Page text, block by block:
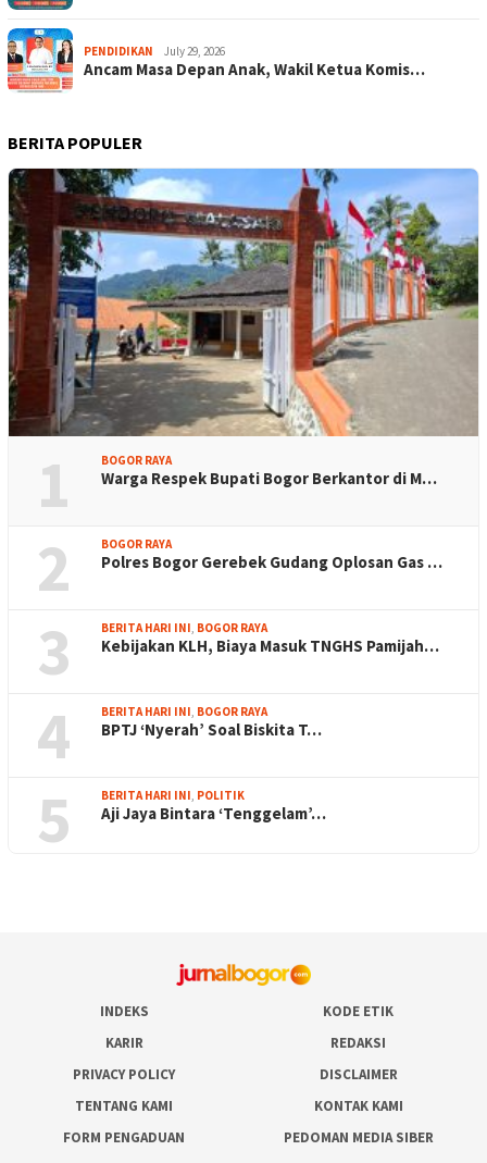
PENDIDIKAN July 29, 2026
Ancam Masa Depan Anak, Wakil Ketua Komis…
BERITA POPULER
1 BOGOR RAYA
Warga Respek Bupati Bogor Berkantor di M…
2 BOGOR RAYA
Polres Bogor Gerebek Gudang Oplosan Gas …
3 BERITA HARI INI, BOGOR RAYA
Kebijakan KLH, Biaya Masuk TNGHS Pamijah…
4 BERITA HARI INI, BOGOR RAYA
BPTJ ‘Nyerah’ Soal Biskita T…
5 BERITA HARI INI, POLITIK
Aji Jaya Bintara ‘Tenggelam’…
INDEKS
KODE ETIK
KARIR
REDAKSI
PRIVACY POLICY
DISCLAIMER
TENTANG KAMI
KONTAK KAMI
FORM PENGADUAN
PEDOMAN MEDIA SIBER